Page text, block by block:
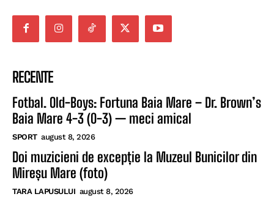
RECENTE
Fotbal. Old-Boys: Fortuna Baia Mare – Dr. Brown’s
Baia Mare 4-3 (0-3) — meci amical
SPORT august 8, 2026
Doi muzicieni de excepție la Muzeul Bunicilor din
Mireșu Mare (foto)
TARA LAPUSULUI august 8, 2026